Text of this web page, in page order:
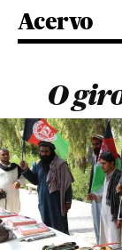
Acervo
O